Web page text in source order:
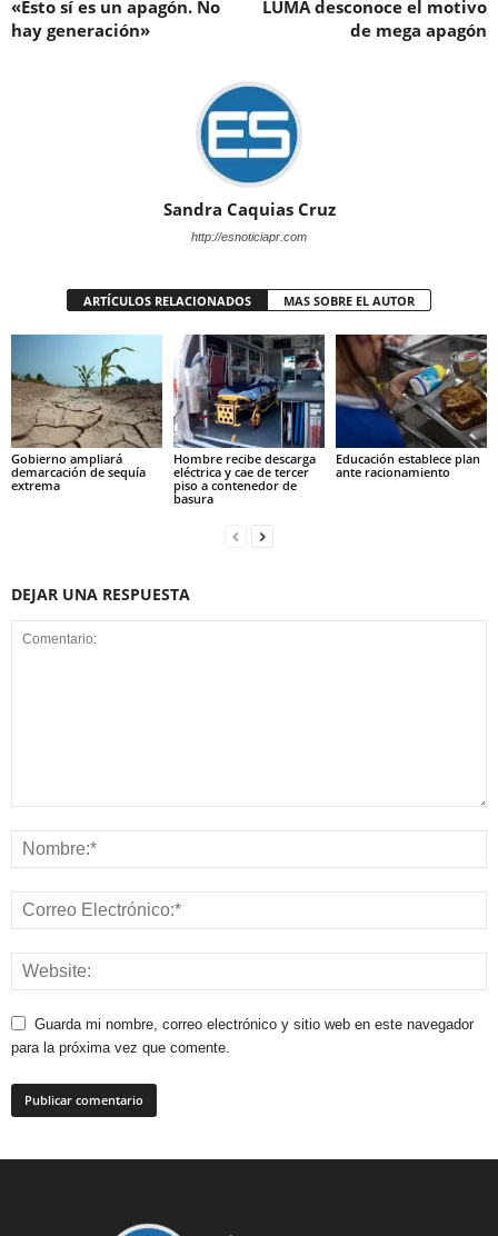
«Esto sí es un apagón. No
hay generación»
LUMA desconoce el motivo
de mega apagón
Sandra Caquias Cruz
http://esnoticiapr.com
ARTÍCULOS RELACIONADOS MAS SOBRE EL AUTOR
Gobierno ampliará
demarcación de sequía
extrema
Hombre recibe descarga
eléctrica y cae de tercer
piso a contenedor de
basura
Educación establece plan
ante racionamiento
DEJAR UNA RESPUESTA
Guarda mi nombre, correo electrónico y sitio web en este navegador
para la próxima vez que comente.